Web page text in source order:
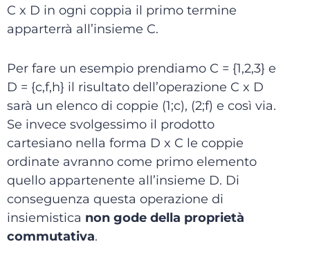
C x D in ogni coppia il primo termine
apparterrà all’insieme C.
Per fare un esempio prendiamo C = {1,2,3} e
D = {c,f,h} il risultato dell’operazione C x D
sarà un elenco di coppie (1;c), (2;f) e così via.
Se invece svolgessimo il prodotto
cartesiano nella forma D x C le coppie
ordinate avranno come primo elemento
quello appartenente all’insieme D. Di
conseguenza questa operazione di
insiemistica non gode della proprietà
commutativa.